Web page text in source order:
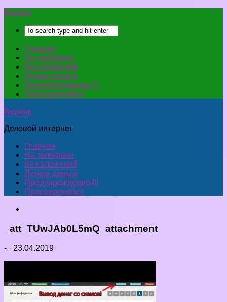
Верняк
Главная
На телефоне
Без вложений
Легкие деньги
Предупреждение !!!
Присоединяйся
Верняк
Деловой интернет
Главная
На телефоне
Без вложений
Легкие деньги
Предупреждение !!!
Присоединяйся
_att_TUwJAb0L5mQ_attachment
- · 23.04.2019